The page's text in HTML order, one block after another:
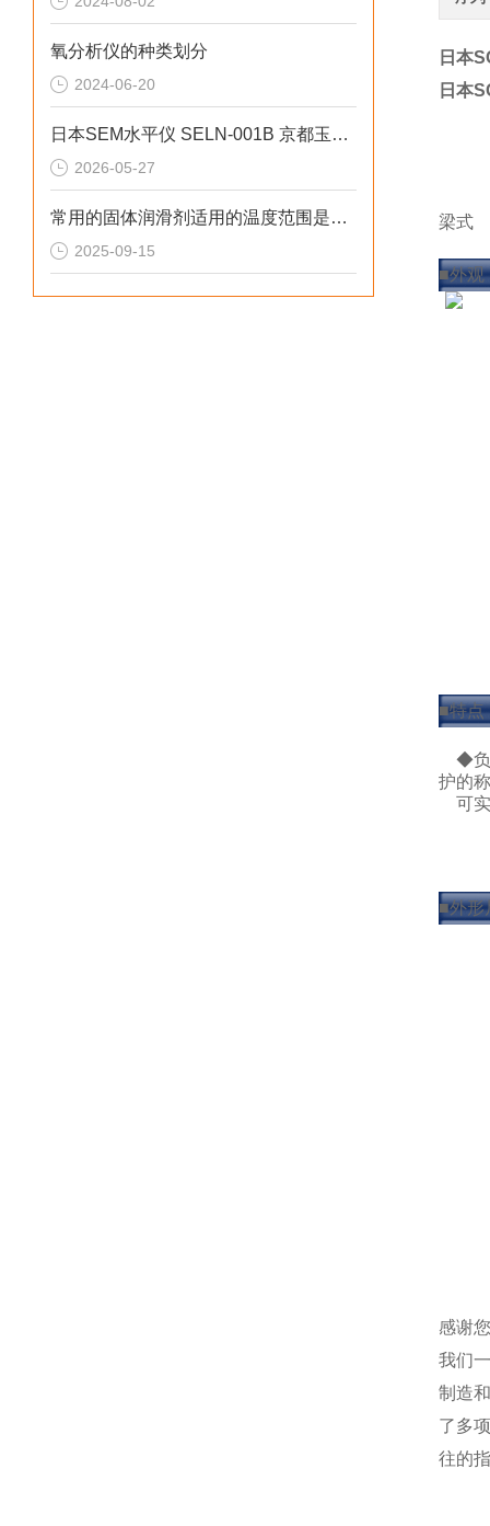
氧分析仪的种类划分
2024-06-20
日本SEM水平仪 SELN-001B 京都玉崎优势供应
2026-05-27
常用的固体润滑剂适用的温度范围是多少
2025-09-15
日本
日本
梁式
称重
■外观
■特点
◆负
护的
可实
■外形
感谢
我们
制造
了多
往的